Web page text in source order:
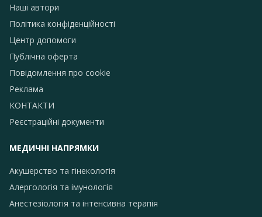
Наші автори
Політика конфіденційності
Центр допомоги
Публічна оферта
Повідомлення про сookie
Реклама
КОНТАКТИ
Реєстраційні документи
МЕДИЧНІ НАПРЯМКИ
Акушерство та гінекологія
Алергологія та імунологія
Анестезіологія та інтенсивна терапія